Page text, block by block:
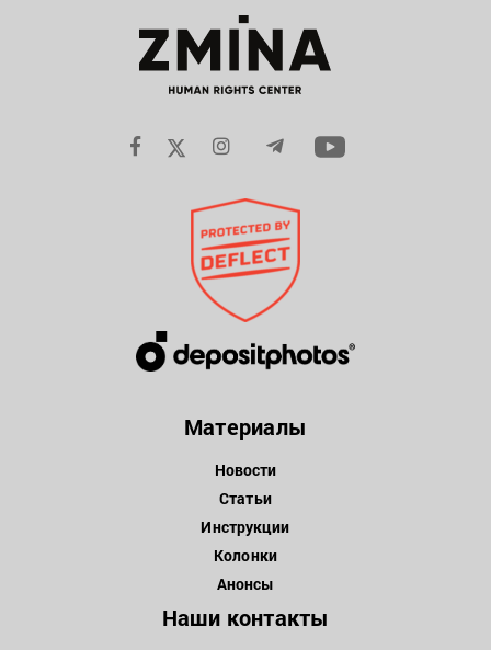
Материалы
Новости
Статьи
Инструкции
Колонки
Анонсы
Наши контакты